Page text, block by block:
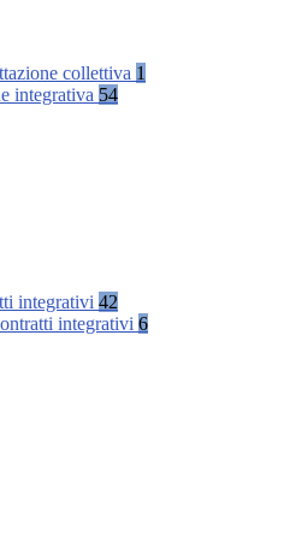
collettiva 1
integrativa 54
integrativi 42
integrativi 6